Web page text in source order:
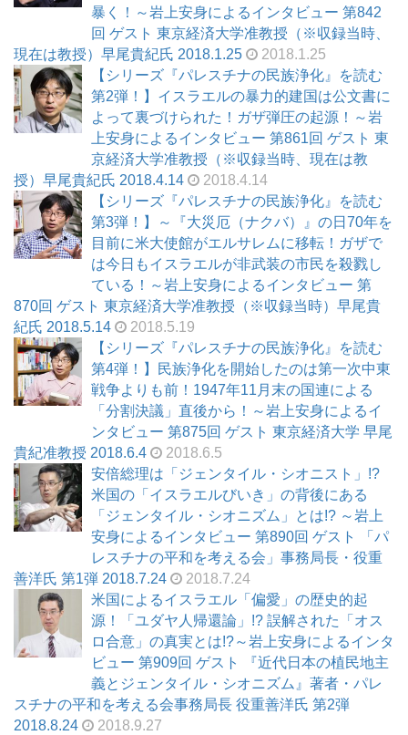
暴く！～岩上安身によるインタビュー 第842
回 ゲスト 東京経済大学准教授（※収録当時、
現在は教授）早尾貴紀氏 2018.1.25
2018.1.25
【シリーズ『パレスチナの民族浄化』を読む
第2弾！】イスラエルの暴力的建国は公文書に
よって裏づけられた！ガザ弾圧の起源！～岩
上安身によるインタビュー 第861回 ゲスト 東
京経済大学准教授（※収録当時、現在は教
授）早尾貴紀氏 2018.4.14
2018.4.14
【シリーズ『パレスチナの民族浄化』を読む
第3弾！】～『大災厄（ナクバ）』の日70年を
目前に米大使館がエルサレムに移転！ガザで
は今日もイスラエルが非武装の市民を殺戮し
ている！～岩上安身によるインタビュー 第
870回 ゲスト 東京経済大学准教授（※収録当時）早尾貴
紀氏 2018.5.14
2018.5.19
【シリーズ『パレスチナの民族浄化』を読む
第4弾！】民族浄化を開始したのは第一次中東
戦争よりも前！1947年11月末の国連による
「分割決議」直後から！～岩上安身によるイ
ンタビュー 第875回 ゲスト 東京経済大学 早尾
貴紀准教授 2018.6.4
2018.6.5
安倍総理は「ジェンタイル・シオニスト」!?
米国の「イスラエルびいき」の背後にある
「ジェンタイル・シオニズム」とは!? ～岩上
安身によるインタビュー 第890回 ゲスト 「パ
レスチナの平和を考える会」事務局長・役重
善洋氏 第1弾 2018.7.24
2018.7.24
米国によるイスラエル「偏愛」の歴史的起
源！「ユダヤ人帰還論」!? 誤解された「オス
ロ合意」の真実とは!?～岩上安身によるインタ
ビュー 第909回 ゲスト 『近代日本の植民地主
義とジェンタイル・シオニズム』著者・パレ
スチナの平和を考える会事務局長 役重善洋氏 第2弾
2018.8.24
2018.9.27